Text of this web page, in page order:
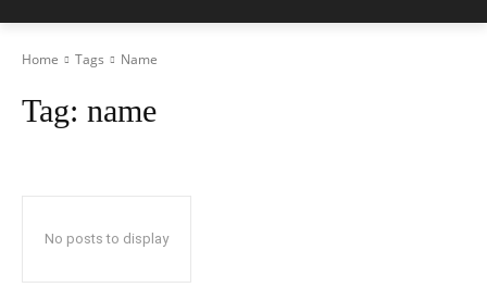
Home Tags Name
Tag: name
No posts to display